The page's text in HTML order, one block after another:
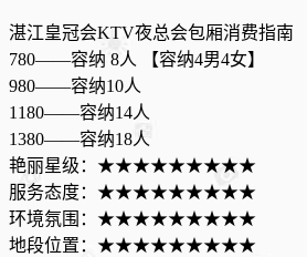
湛江皇冠会KTV夜总会包厢消费指南
780——容纳 8人 【容纳4男4女】
980——容纳10人
1180——容纳14人
1380——容纳18人
艳丽星级：★★★★★★★★★
服务态度：★★★★★★★★★
环境氛围：★★★★★★★★★
地段位置：★★★★★★★★★